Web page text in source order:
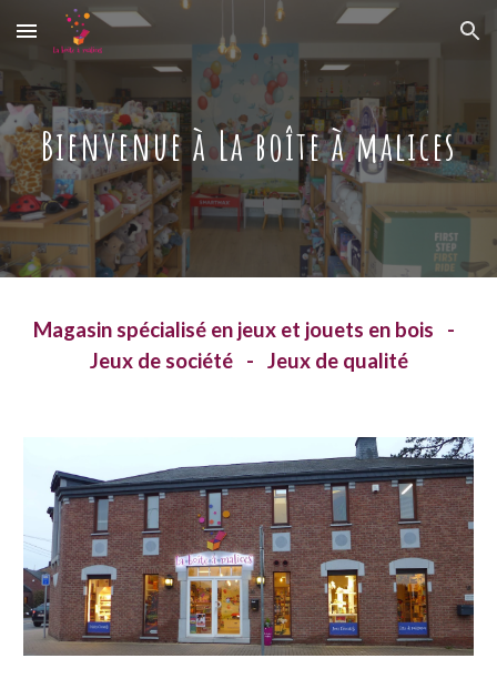
Skip to main content Skip to navigation
Bienvenue à La boîte à malices
Magasin spécialisé en jeux et jouets en bois -
Jeux de société - Jeux de qualité